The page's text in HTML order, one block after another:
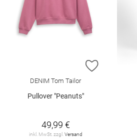
ZUR
DENIM Tom Tailor
Pullover "Peanuts"
49,99 €
inkl. MwSt. zzgl. Versand